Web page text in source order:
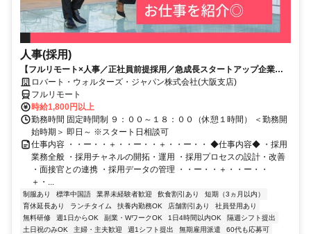
人事(採用)
【フルリモート×人事／正社員前提採用／急成長スタートアップ企業／
英語】Robert Walters
ロバート・ウォルターズ・ジャパン株式会社(大阪支店)
フルリモート
時給1,800円以上
勤務時間 固定時間制 ９：００～１８：００（休憩１時間） ＜勤務開
始時期＞ 即日～ ※スタート日相談可
仕事内容 ・・ー・・＋・・ー・・＋・・ー・・ ◆仕事内容◆ ・採用
業務全般 ・採用チャネルの開拓・運用 ・採用プロセスの設計・改善
・面接官との連携 ・採用データの管理 ・・ー・・＋・・ー・・
＋・...
制服あり 標準中国語 業界未経験者歓迎 飲食割引あり
短期（3ヵ月以内）
育休延長あり
ランチタイム 扶養内勤務OK 店舗割引あり
社員登用あり
無料研修
週1日からOK 副業・WワークOK 1日4時間以内OK
隔週シフト提出
土日祝のみOK
主婦・主夫歓迎 週1シフト提出 無期雇用派遣 60代も応募可